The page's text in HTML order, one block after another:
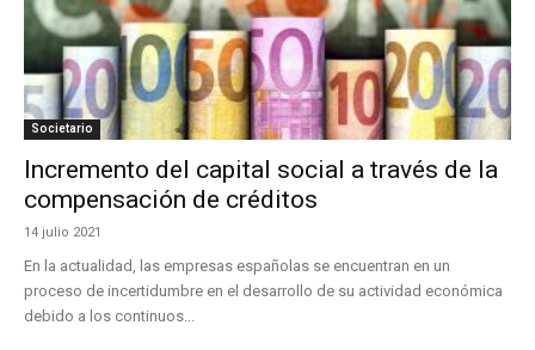
Societario
Incremento del capital social a través de la
compensación de créditos
14 julio 2021
En la actualidad, las empresas españolas se encuentran en un
proceso de incertidumbre en el desarrollo de su actividad económica
debido a los continuos...